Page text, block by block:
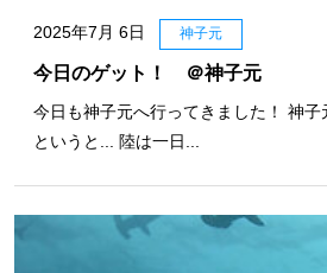
2025年7月 6日 神子元
今日のゲット！ ＠神子元
今日も神子元へ行ってきました！ 神
というと... 陸は一日...